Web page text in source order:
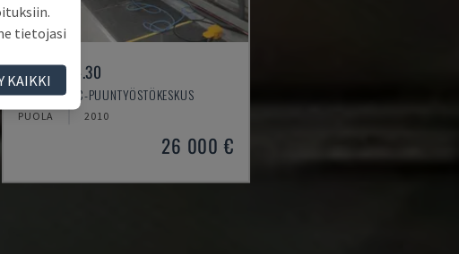
ROVER A4.30
BIESSE - CNC-PUUNTYÖSTÖKESKUS
PUOLA 2010
26 000 €
tietojasi
KAIKKI